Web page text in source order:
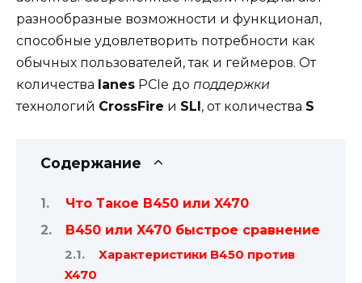
разнообразные возможности и функционал,
способные удовлетворить потребности как
обычных пользователей, так и геймеров. От
количества lanes PCIe до поддержки
технологий CrossFire и SLI , от количества S
Содержание
Что Такое B450 или X470
B450 или X470 быстрое сравнение
Характеристики B450 против
X470